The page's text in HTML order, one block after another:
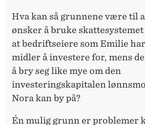
Hva kan så grunnene være til
ønsker å bruke
at bedriftseiere som Emilie
midler å investere for, mens
å bry seg like mye om den
investeringskapitalen
Nora kan by på?
Én mulig grunn er problemer